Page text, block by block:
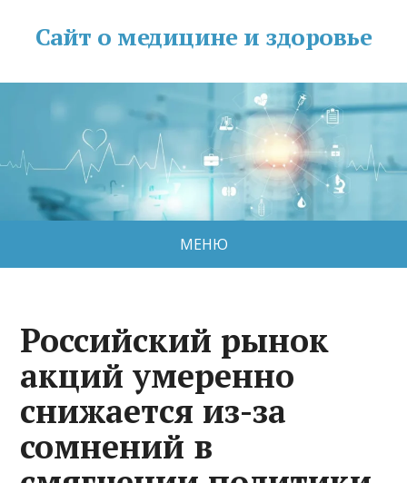
Сайт о медицине и здоровье
МЕНЮ
Российский рынок
акций умеренно
снижается из-за
сомнений в